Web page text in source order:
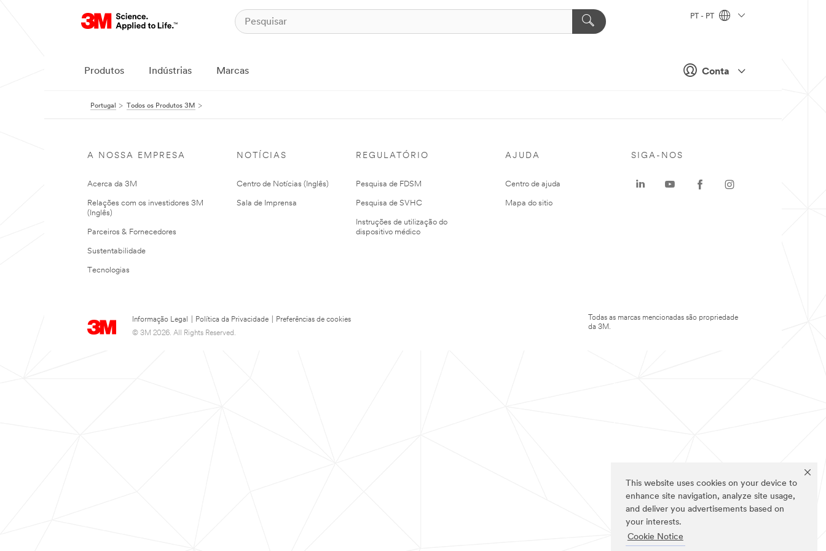
This website uses cookies on your device to
enhance site navigation, analyze site usage,
and deliver you advertisements based on
your interests.
Cookie Notice
Conta
PT - PT
Produtos Indústrias Marcas
Portugal Todos os Produtos 3M
A NOSSA EMPRESA
Acerca da 3M
Relações com os investidores 3M
(Inglês)
Parceiros & Fornecedores
Sustentabilidade
Tecnologias
NOTÍCIAS
Centro de Notícias (Inglês)
Sala de Imprensa
REGULATÓRIO
Pesquisa de FDSM
Pesquisa de SVHC
Instruções de utilização do
dispositivo médico
AJUDA
Centro de ajuda
Mapa do sitio
Informação Legal Política da Privacidade
Preferências de cookies
© 3M 2026. All Rights Reserved.
SIGA-NOS
Todas as marcas mencionadas são propriedade
da 3M.